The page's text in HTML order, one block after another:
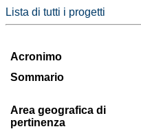
Lista di tutti i progetti
Acronimo
Sommario
Area geografica di
pertinenza